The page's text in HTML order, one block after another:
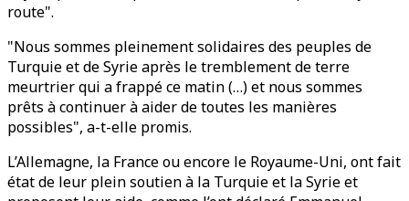
route".
"Nous sommes pleinement solidaires des peuples de
Turquie et de Syrie après le tremblement de terre
meurtrier qui a frappé ce matin (…) et nous sommes
prêts à continuer à aider de toutes les manières
possibles", a-t-elle promis.
L’Allemagne, la France ou encore le Royaume-Uni, ont fait
état de leur plein soutien à la Turquie et la Syrie et